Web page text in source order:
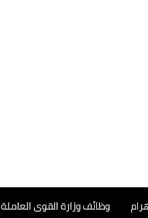
وظائف وزارة القوى العاملة